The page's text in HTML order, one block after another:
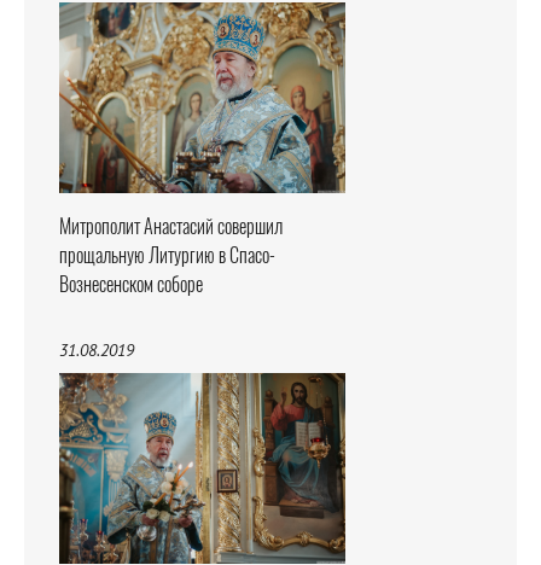
Митрополит Анастасий совершил
прощальную Литургию в Спасо-
Вознесенском соборе
31.08.2019